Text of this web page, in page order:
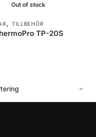
Out of stock
, TILLBEHÖR
TP-20S